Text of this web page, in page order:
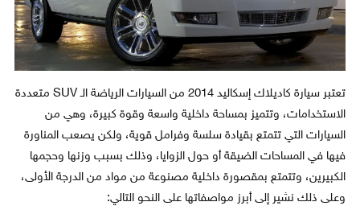
تعتبر سيارة كاديلاك إسكاليد 2014 من السيارات الرياضة الـ SUV متعددة
الاستخدامات، وتتميز بمساحة داخلية واسعة وقوة كبيرة، وهي من
السيارات التي تتمتع بقيادة سلسة وفرامل قوية، ولكن يصعب المناورة
فيها في المساحات الضيقة أو حول الزوايا، وذلك بسبب وزنها وحجمها
الكبيرين، وتتمتع بمقصورة داخلية مصنوعة من مواد من الدرجة الأولى،
وعلى ذلك نشير إلى أبرز مواصفاتها على النحو التالي: